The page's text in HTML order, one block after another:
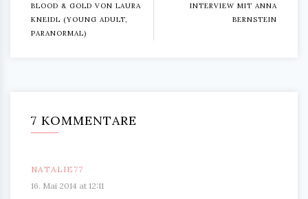
BLOOD & GOLD VON LAURA
KNEIDL (YOUNG ADULT,
PARANORMAL)
INTERVIEW MIT ANNA
BERNSTEIN
7 KOMMENTARE
NATALIE77
16. Mai 2014 at 12:11